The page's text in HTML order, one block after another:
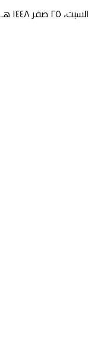
السبت، ٢٥ صفر ١٤٤٨ هـ